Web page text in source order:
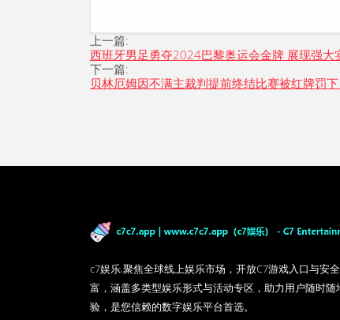
上一篇:
西班牙男足勇夺2024巴黎奥运会金牌 展现强大
下一篇:
贝林厄姆因不满主裁判提前终结比赛被红牌罚
c7娱乐,聚焦全球线上娱乐市场，开放C7游戏入口与安
富，涵盖多类型娱乐形式与活动专区，助力用户随时
验，是您信赖的数字娱乐平台首选。